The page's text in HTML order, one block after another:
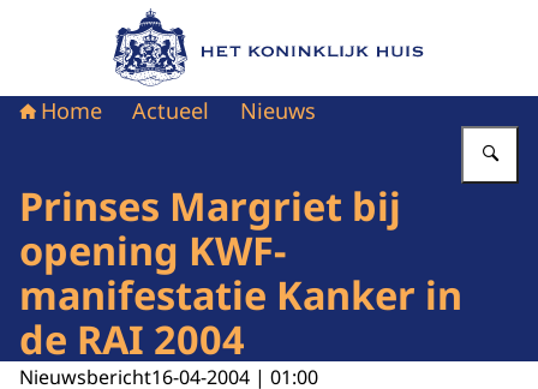
Naar de homepage van Het Koninklijk Huis
Home Actueel Nieuws
Prinses Margriet bij
opening KWF-
manifestatie Kanker in
de RAI 2004
Nieuwsbericht16-04-2004 | 01:00